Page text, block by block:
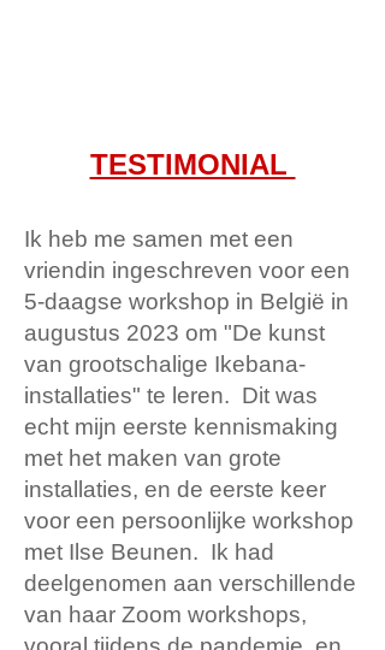
TESTIMONIAL
Ik heb me samen met een
vriendin ingeschreven voor een
5-daagse workshop in België in
augustus 2023 om "De kunst
van grootschalige Ikebana-
installaties" te leren. Dit was
echt mijn eerste kennismaking
met het maken van grote
installaties, en de eerste keer
voor een persoonlijke workshop
met Ilse Beunen. Ik had
deelgenomen aan verschillende
van haar Zoom workshops,